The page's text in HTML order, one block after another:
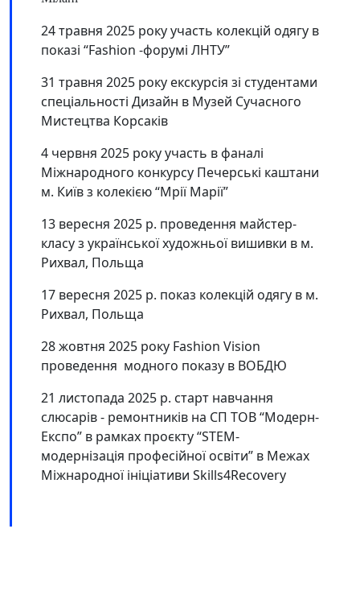
24 травня 2025 року участь колекцій одягу в
показі “Fashion -форумі ЛНТУ”
31 травня 2025 року екскурсія зі студентами
спеціальності Дизайн в Музей Сучасного
Мистецтва Корсаків
4 червня 2025 року участь в фаналі
Міжнародного конкурсу Печерські каштани
м. Київ з колекією “Мрії Марії”
13 вересня 2025 р. проведення майстер-
класу з української художньої вишивки в м.
Рихвал, Польща
17 вересня 2025 р. показ колекцій одягу в м.
Рихвал, Польща
28 жовтня 2025 року Fashion Vision
проведення модного показу в ВОБДЮ
21 листопада 2025 р. старт навчання
слюсарів - ремонтників на СП ТОВ “Модерн-
Експо” в рамках проєкту “STEM-
модернізація професійної освіти” в Межах
Міжнародної ініціативи Skills4Recovery